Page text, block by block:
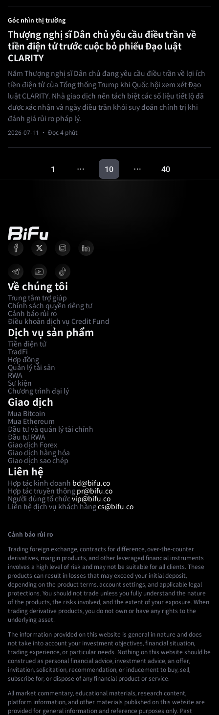
Góc nhìn thị trường
Thượng nghị sĩ Dân chủ yêu cầu điều trần về
tiền điện tử trước cuộc bỏ phiếu Đạo luật
CLARITY
Năm Thượng nghị sĩ Dân chủ đang yêu cầu điều trần về lợi ích
tiền điện tử của Tổng thống Trump khi Quốc hội xem xét Đạo
luật CLARITY. Nhà giao dịch nên tách biệt các số liệu tiết lộ đã
được xác nhận và ngày điều trần khỏi suy đoán chính trị khi
đánh giá rủi ro pháp lý.
2026-07-11 · Đọc 4 phút
1 … 10 … 40
Về chúng tôi
Trung tâm trợ giúp
Chính sách quyền riêng tư
Cảnh báo rủi ro
Điều khoản dịch vụ Credit Fund
Dịch vụ sản phẩm
Tiền điện tử
TradFi
Hợp đồng
Quản lý tài sản
RWA
Sự kiện
Chương trình đại lý
Giao dịch
Mua Bitcoin
Mua Ethereum
Đầu tư và quản lý tài chính
Đầu tư RWA
Giao dịch Forex
Giao dịch hàng hóa
Giao dịch sao chép
Liên hệ
Hợp tác kinh doanh bd@bifu.co
Hợp tác truyền thông pr@bifu.co
Người dùng tổ chứcvip@bifu.co
Liên hệ dịch vụ khách hàngcs@bifu.co
Cảnh báo rủi ro
Trading foreign exchange, contracts for difference, over-the-counter
derivatives, margin products, and other leveraged financial instruments
involves a high level of risk and may not be suitable for all clients. These
products can result in losses that may exceed your initial deposit,
depending on the product terms, account settings, and applicable legal
protections. You should not trade unless you fully understand the nature
of the products, the risks involved, and the extent of your exposure. When
trading derivative products, you do not own or have any rights to the
underlying asset.
The information provided on this website is general in nature and does
not take into account your investment objectives, financial situation,
trading experience, or particular needs. Nothing on this website should be
construed as personal financial advice, investment advice, an offer,
invitation, solicitation, recommendation, or inducement to buy, sell,
subscribe for, or dispose of any financial product or service.
All market commentary, educational materials, research content,
platform information, and other materials published on this website are
provided for general information and reference purposes only. Past